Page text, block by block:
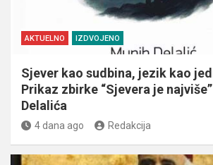
AKTUELNO IZDVOJENO
Sjever kao sudbina, jezik kao
Prikaz zbirke “Sjevera je
Delalića
4 dana ago Redakcija